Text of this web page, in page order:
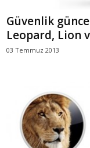
Güvenlik
Leopard, Lion
03 Temmuz 2013